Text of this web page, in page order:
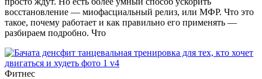
восстановление — миофасциальный релиз, или МФР. Что это
такое, почему работает и как правильно его применять —
разбираем подробно. Что
Фитнес